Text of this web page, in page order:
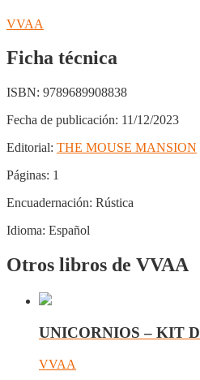
VVAA
Ficha técnica
ISBN: 9789689908838
Fecha de publicación: 11/12/2023
Editorial: THE MOUSE MANSION
Páginas: 1
Encuadernación: Rústica
Idioma: Español
Otros libros de VVAA
UNICORNIOS – KIT
VVAA